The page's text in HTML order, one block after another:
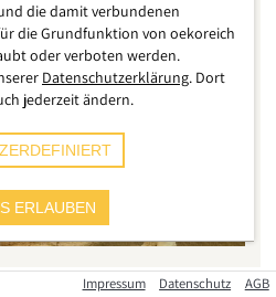
Impressum Datenschutz AGB
die damit verbundenen
die Grundfunktion von oekoreich
oder verboten werden.
Datenschutzerklärung. Dort
jederzeit ändern.
ERLAUBEN